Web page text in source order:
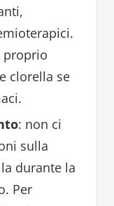
proprio
clorella se
: non ci
sulla
durante la
Per